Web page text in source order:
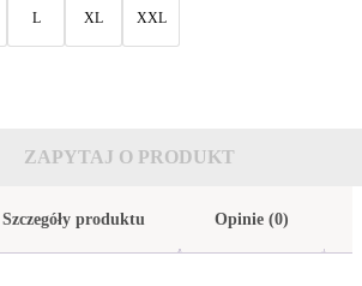
L XL XXL
ZAPYTAJ O PRODUKT
Szczegóły produktu Opinie (0)